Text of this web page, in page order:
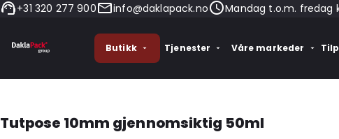
+31 320 277 900 info@daklapack.no Mandag t.o.m. fredag
Butikk Tjenester Våre markeder
Tutpose 10mm gjennomsiktig 50ml